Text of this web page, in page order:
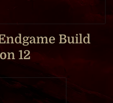
Build
12